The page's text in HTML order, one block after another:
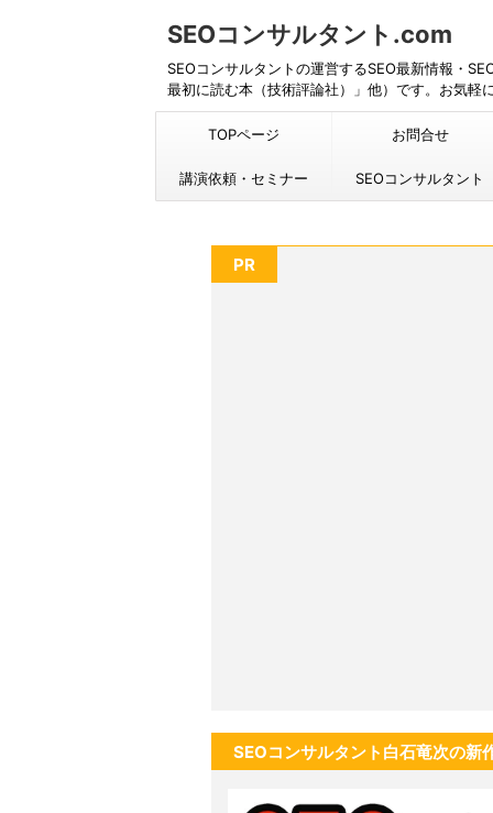
SEOコンサルタント.com
SEOコンサルタントの運営するSEO最新情報・
最初に読む本（技術評論社）」他）です。お気軽
TOPページ お問合せ
講演依頼・セミナー SEOコンサルタント
PR
SEOコンサルタント白石竜次の新